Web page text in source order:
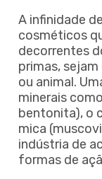
A infinidade
cosméticos
decorrentes
primas,
ou animal.
minerais
bentonita), o
mica
indústria de
formas de